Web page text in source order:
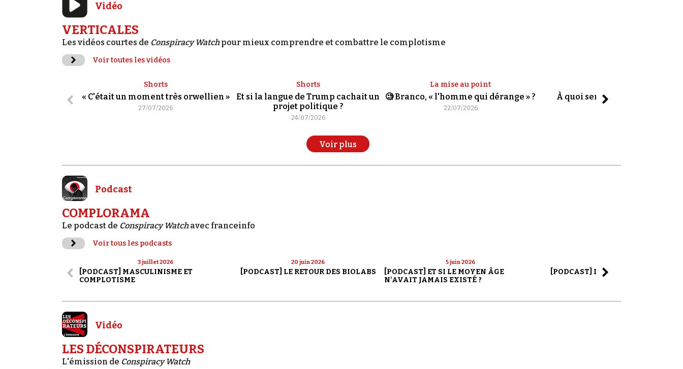
Vidéo
VERTICALES
Les vidéos courtes de Conspiracy Watchpour mieux comprendre et combattre le complotisme
Voir toutes les vidéos
Shorts
« C'était un moment très orwellien »
27/07/2026
Shorts
Et si la langue de Trump cachait un
projet politique ?
24/07/2026
La mise au point
🧐 Branco, « l'homme qui dérange » ?
22/07/2026
À quoi servent les slogans ?
Voir plus
Podcast
COMPLORAMA
Le podcast de Conspiracy Watchavec franceinfo
Voir tous les podcasts
3 juillet 2026
[PODCAST] MASCULINISME ET
COMPLOTISME
20 juin 2026
[PODCAST] LE RETOUR DES BIOLABS
5 juin 2026
[PODCAST] ET SI LE MOYEN ÂGE
N'AVAIT JAMAIS EXISTÉ ?
[PODCAST] LA SAGA ALEX JONES
Vidéo
LES DÉCONSPIRATEURS
L'émission de Conspiracy Watch